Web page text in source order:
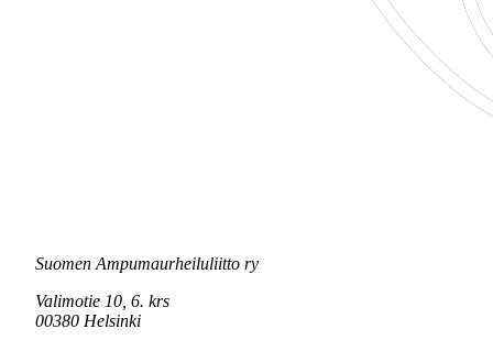
Suomen Ampumaurheiluliitto ry
Valimotie 10, 6. krs
00380 Helsinki